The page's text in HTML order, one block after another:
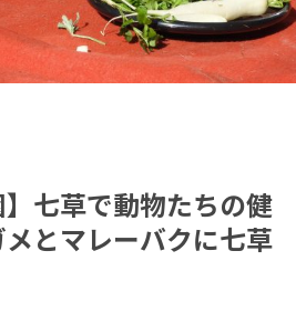
】七草で動物たちの健
とマレーバクに七草